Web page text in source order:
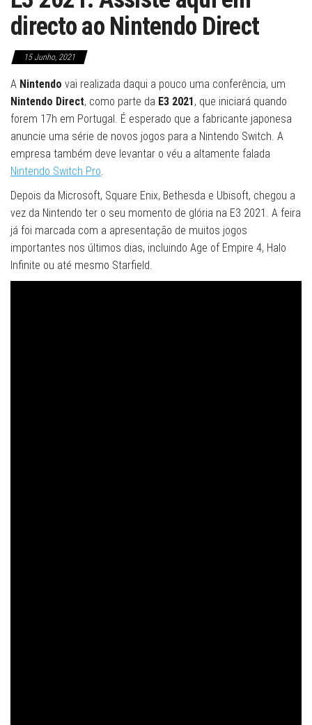
directo ao Nintendo Direct
15 Junho, 2021
A Nintendo vai realizada daqui a pouco uma conferência, um
Nintendo Direct, como parte da E3 2021, que iniciará quando
forem 17h em Portugal. É esperado que a fabricante japonesa
anuncie uma série de novos jogos para a Nintendo Switch. A
empresa também deve levantar o véu a altamente falada
Nintendo Switch Pro.
Depois da Microsoft, Square Enix, Bethesda e Ubisoft, chegou a
vez da Nintendo ter o seu momento de glória na E3 2021. A feira
já foi marcada com a apresentação de muitos jogos
importantes nos últimos dias, incluindo Age of Empire 4, Halo
Infinite ou até mesmo Starfield.